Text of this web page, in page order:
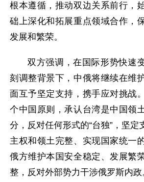
根本遵循，推动双边关系前行，
础上深化和拓展重点领域合作，
发展和繁荣。
双方强调，在国际形势快速
刻调整背景下，中俄将继续在维
面互予坚定支持，携手应对挑战
个中国原则，承认台湾是中国领
分，反对任何形式的“台独”，坚定
主权和领土完整、实现国家统一
俄方维护本国安全稳定、发展繁
整，反对外部势力干涉俄罗斯内政